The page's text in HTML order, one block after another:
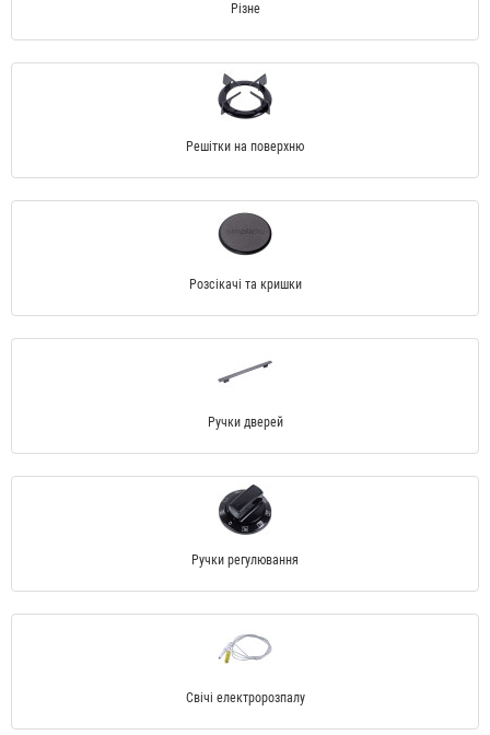
Різне
Решітки на поверхню
Розсікачі та кришки
Ручки дверей
Ручки регулювання
Свічі електророзпалу